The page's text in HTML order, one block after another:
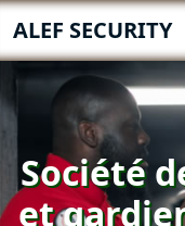
ALEF SECURITY
Société
et